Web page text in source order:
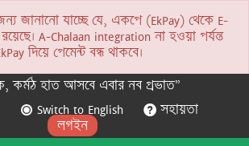
জানানো যাচ্ছে যে, একপে (EkPay) থেকে E-
রয়েছে। A-Chalaan integration না হওয়া পর্যন্ত
দিয়ে পেমেন্ট বন্ধ থাকবে।
কর্মঠ হাত আসবে এবার নব প্রভাত”
Switch to English
সহায়তা
লগইন